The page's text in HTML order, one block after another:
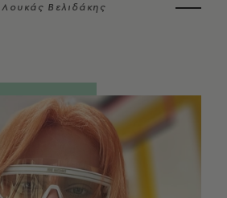
Λουκάς Βελιδάκης